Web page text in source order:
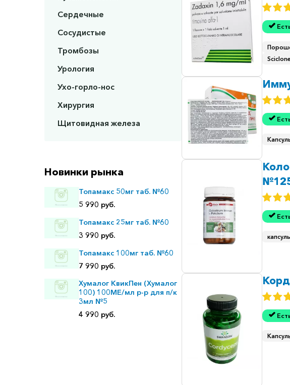
Сердечные
Сосудистые
Тромбозы
Урология
Ухо-горло-нос
Хирургия
Щитовидная железа
Новинки рынка
Топамакс 50мг таб. №60
5 990 руб.
Топамакс 25мг таб. №60
3 990 руб.
Топамакс 100мг таб. №60
7 990 руб.
Хумалог КвикПен (Хумалог
100) 100МЕ/мл р-р для п/к
3мл №5
4 990 руб.